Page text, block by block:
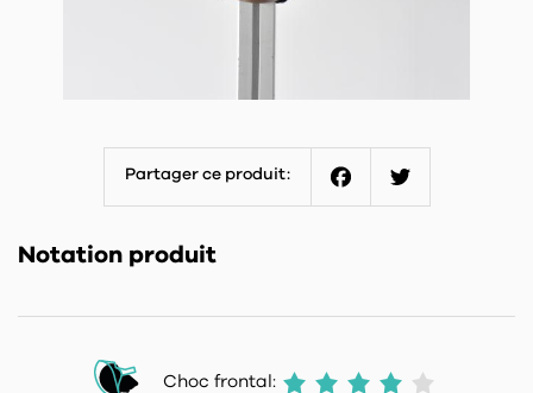
Partager ce produit:
Notation produit
Choc frontal: